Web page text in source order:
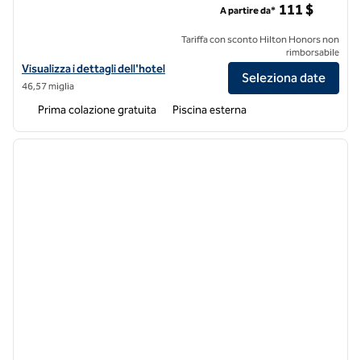
Visualizza i dettagli dell'hotel Hampton Inn Selma
Visualizza i dettagli dell'hotel
46,57 miglia
A partire da* 111 $
Tariffa con sconto Hilton Honors non
rimborsabile
Seleziona date
Prima colazione gratuita Piscina esterna
1 di 12